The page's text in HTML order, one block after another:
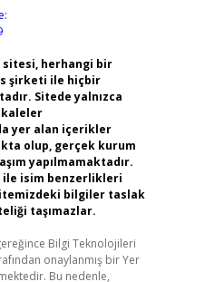
herhangi bir
şirketi ile hiçbir
Sitede yalnızca
yer alan içerikler
olup, gerçek kurum
yapılmamaktadır.
ile isim benzerlikleri
bilgiler taslak
taşımazlar.
Bilgi Teknolojileri
onaylanmış bir Yer
Bu nedenle,